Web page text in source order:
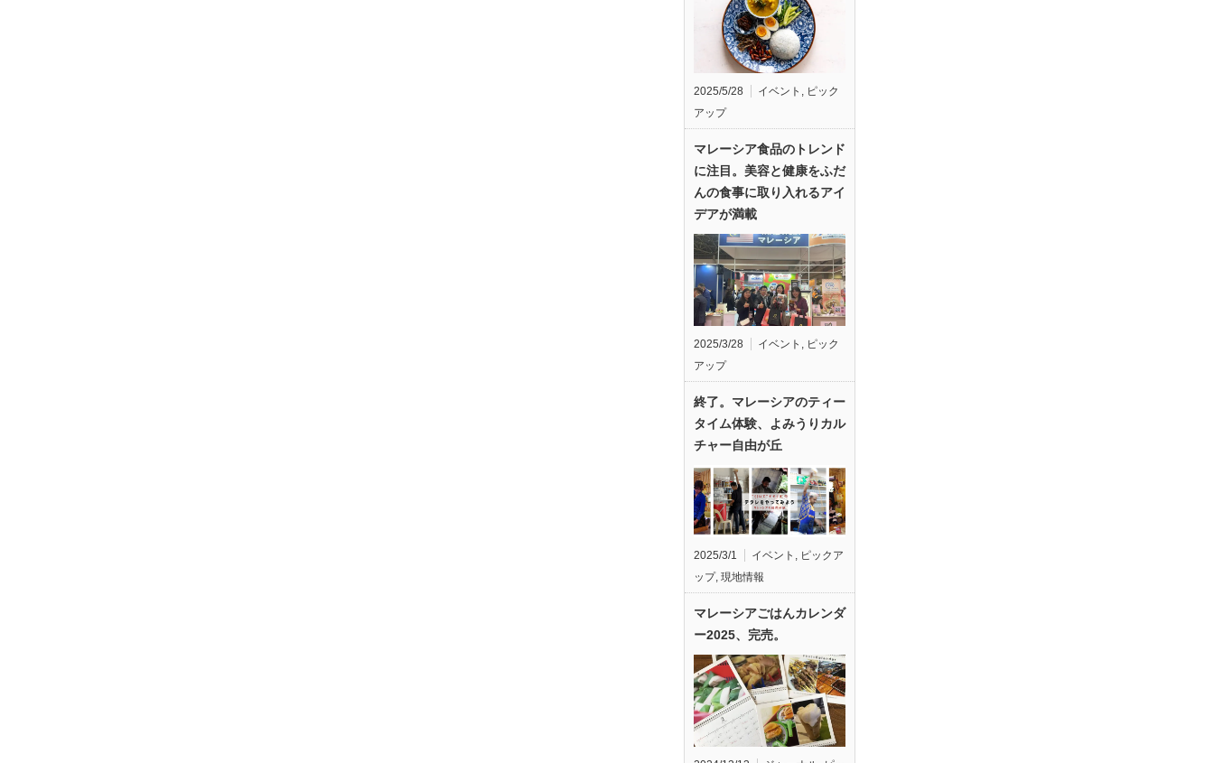
2025/5/28 イベント , ピック
アップ
マレーシア食品のトレンド
に注目。美容と健康をふだ
んの食事に取り入れるアイ
デアが満載
2025/3/28 イベント
ピック
アップ
終了。マレーシアのティー
タイム体験、よみうりカル
チャー自由が丘
2025/3/1 イベント , ピックア
ップ, 現地情報
マレーシアごはんカレンダ
ー2025、完売。